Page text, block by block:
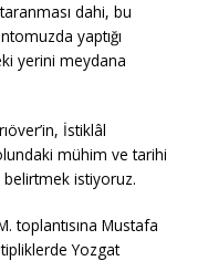
dahi, bu
yaptığı
yerini meydana
İstiklâl
mühim ve tarihi
istiyoruz.
toplantısına Mustafa
Yozgat